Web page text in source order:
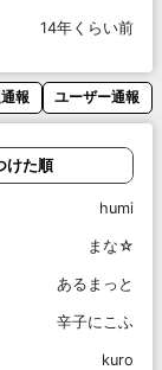
14年くらい前
報 ユーザー通報
けた順
humi
まな☆
あるまっと
辛子にこふ
kuro